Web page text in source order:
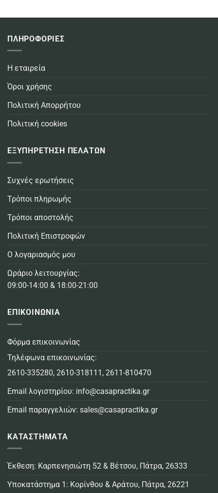
ΠΛΗΡΟΦΟΡΙΕΣ
Η εταιρεία
Όροι χρήσης
Πολιτική Απορρήτου
Πολιτική cookies
ΕΞΥΠΗΡΕΤΗΣΗ ΠΕΛΑΤΩΝ
Συχνές ερωτήσεις
Τρόποι πληρωμής
Τρόποι αποστολής
Πολιτική Επιστροφών
Ο λογαριασμός μου
Ωράριο λειτουργίας:
09:00-14:00 & 18:00-21:00
ΕΠΙΚΟΙΝΩΝΙΑ
Φόρμα επικοινωνίας
Τηλέφωνα επικοινωνίας:
2610-335280, 2610-318111 , 2611-810470
Email λογιστηρίου: info@casapractika.gr
Email παραγγελιών: sales@casapractika.gr
ΚΑΤΑΣΤΗΜΑΤΑ
Έκθεση: Καρπενησιώτη 52 & Βέτσου, Πάτρα, 26333
Υποκατάστημα 1: Κορίνθου & Αράτου, Πάτρα, 26221